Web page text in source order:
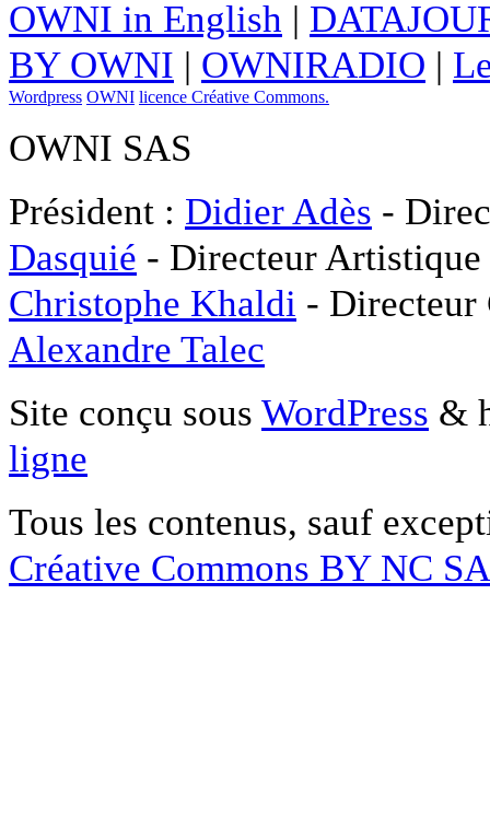
OWNI in English |
BY OWNI | OWNIRADIO |
Wordpress OWNI licence Créative Commons.
OWNI SAS
Président : Didier Adès -
Dasquié - Directeur
Christophe Khaldi -
Alexandre Talec
Site conçu sous WordPress &
ligne
Tous les contenus, sauf
Créative Commons BY NC SA